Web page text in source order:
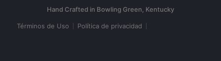
Términos de Uso Política de privacidad